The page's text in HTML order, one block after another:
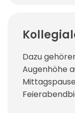
Dazu
Augenhöhe